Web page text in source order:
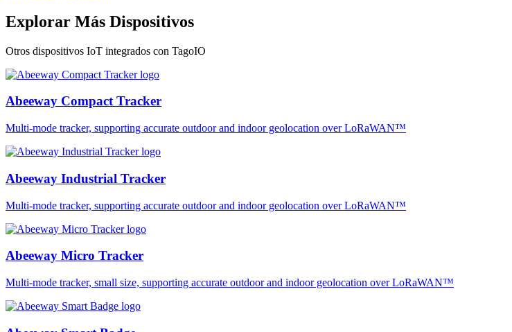
Explorar Más Dispositivos
Otros dispositivos IoT integrados con TagoIO
Abeeway Compact Tracker
Multi-mode tracker, supporting accurate outdoor and indoor geolocation over LoRaWAN™
Abeeway Industrial Tracker
Multi-mode tracker, supporting accurate outdoor and indoor geolocation over LoRaWAN™
Abeeway Micro Tracker
Multi-mode tracker, small size, supporting accurate outdoor and indoor geolocation over LoRaWAN™